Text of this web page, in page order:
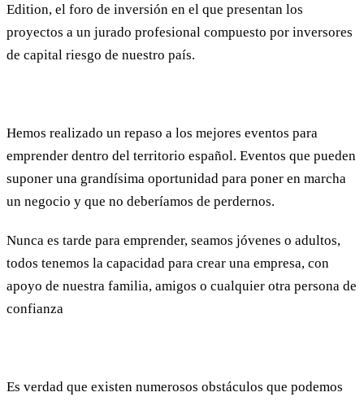
Edition, el foro de inversión en el que presentan los
proyectos a un jurado profesional compuesto por inversores
de capital riesgo de nuestro país.
Hemos realizado un repaso a los mejores eventos para
emprender dentro del territorio español. Eventos que pueden
suponer una grandísima oportunidad para poner en marcha
un negocio y que no deberíamos de perdernos.
Nunca es tarde para emprender, seamos jóvenes o adultos,
todos tenemos la capacidad para crear una empresa, con
apoyo de nuestra familia, amigos o cualquier otra persona de
confianza
Es verdad que existen numerosos obstáculos que podemos